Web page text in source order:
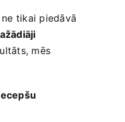
tikai piedāvā
mēs‍